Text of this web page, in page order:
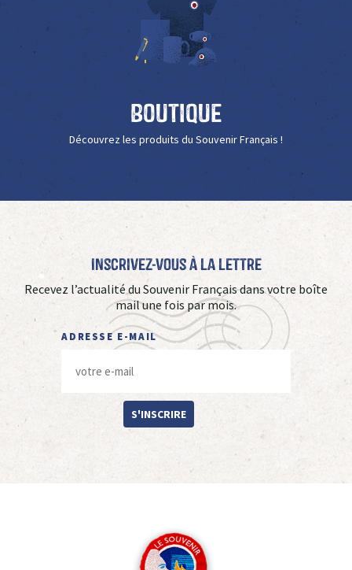
Boutique
Découvrez les produits du Souvenir Français !
Inscrivez-vous à La Lettre
Recevez l’actualité du Souvenir Français dans votre boîte
mail une fois par mois.
ADRESSE E-MAIL
S'INSCRIRE